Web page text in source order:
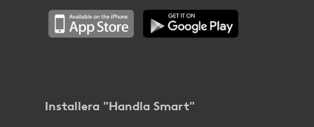
Installera "Handla Smart"